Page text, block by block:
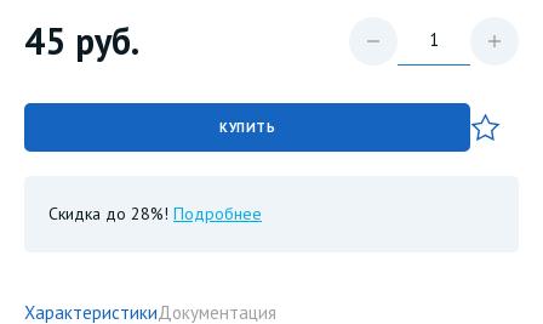
45 руб.
КУПИТЬ
Скидка до 28%! Подробнее
ХарактеристикиДокументация